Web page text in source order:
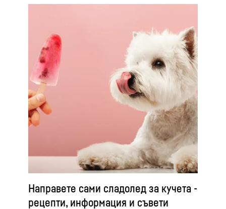
Направете сами сладолед за кучета -
рецепти, информация и съвети